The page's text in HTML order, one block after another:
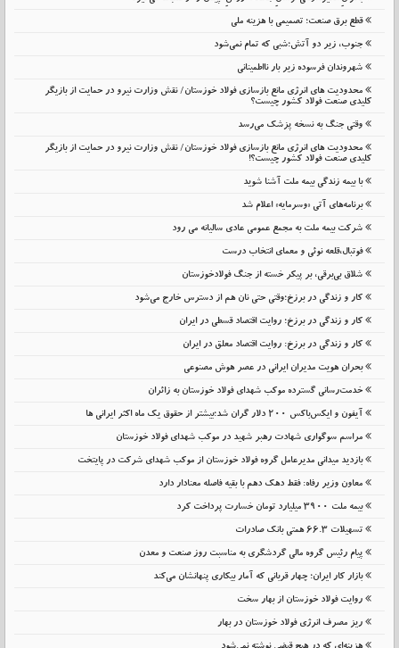
قطع برق صنعت؛ تصمیمی با هزینه ملی
جنوب، زیر دو آتش؛شبی که تمام نمی‌شود
شهروندان فرسوده زیر بار نااطمینانی
محدودیت های انرژی مانع بازسازی فولاد خوزستان/ نقش وزارت نیرو در حمایت از بازیگر
کلیدی صنعت فولاد کشور چیست؟
وقتی جنگ به نسخه پزشک می‌رسد
محدودیت های انرژی مانع بازسازی فولاد خوزستان/ نقش وزارت نیرو در حمایت از بازیگر
کلیدی صنعت فولاد کشور چیست؟!
با بیمه زندگی بیمه ملت آشنا شوید
برنامه‌های آتی «وسرمایه» اعلام شد
شرکت بیمه ملت به مجمع عمومی عادی سالیانه می رود
فوتبال،قلعه نوئی و معمای انتخاب درست
شلاق‌ بی‌برقی، بر پیکر خسته‌ از جنگ فولادخوزستان
کار و زندگی در برزخ؛وقتی حتی نان هم از دسترس خارج می‌شود
کار و زندگی در برزخ؛ روایت اقتصاد قسطی در ایران
کار و زندگی در برزخ: روایت اقتصاد معلق در ایران
بحران هویت مدیران ایرانی در عصر هوش مصنوعی
خدمت‌رسانی گسترده موکب شهدای فولاد خوزستان به زائران
آیفون و ایکس‌باکس ۲۰۰ دلار گران شد؛بیشتر از حقوق یک ماه اکثر ایرانی ها
مراسم سوگواری شهادت رهبر شهید در موکب شهدای فولاد خوزستان
بازدید میدانی مدیرعامل گروه فولاد خوزستان از موکب شهدای شرکت در پایتخت
معاون وزیر رفاه: فقط دهک دهم با بقیه فاصله معنادار دارد
بیمه ملت 3900 میلیارد تومان خسارت پرداخت کرد
تسهیلات 66.3 همتی بانک صادرات
پیام رئیس گروه مالی گردشگری به مناسبت روز صنعت و معدن
بازار کار ایران؛ چهار قربانی که آمار بیکاری پنهانشان می‌کند
روایت فولاد خوزستان از بهار سخت
ریز مصرف انرژی فولاد خوزستان در بهار